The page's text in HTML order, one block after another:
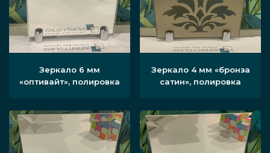
Зеркало 6 мм
«оптивайт», полировка
Зеркало 4 мм «бронза
сатин», полировка